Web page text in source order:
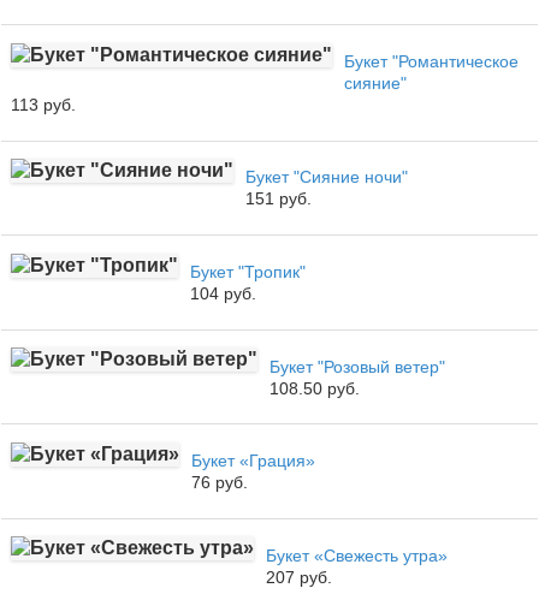
Букет "Романтическое
сияние"
113 руб.
Букет "Сияние ночи"
151 руб.
Букет "Тропик"
104 руб.
Букет "Розовый ветер"
108.50 руб.
Букет «Грация»
76 руб.
Букет «Свежесть утра»
207 руб.